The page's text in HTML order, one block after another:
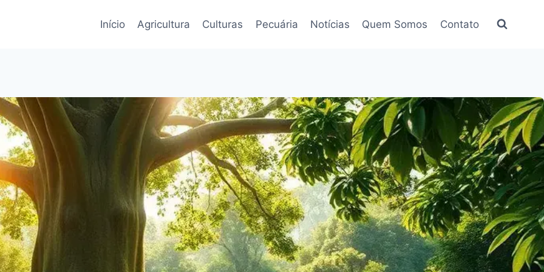
Início Agricultura Culturas Pecuária Notícias Quem Somos Contato